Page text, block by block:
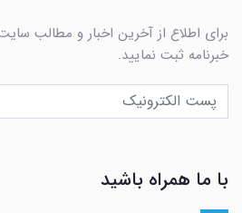
برای اطلاع از آخرین اخبار و مطالب
خبرنامه ثبت نمایید.
با ما همراه باشید